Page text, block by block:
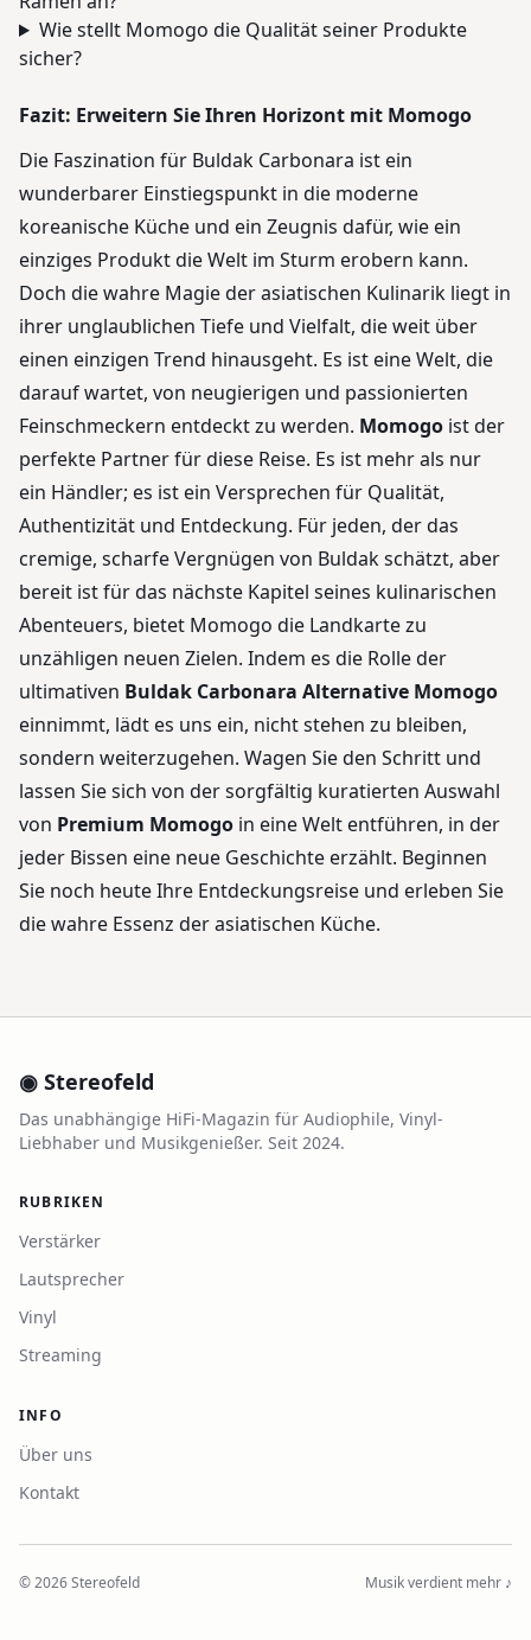
Wie stellt Momogo die Qualität seiner Produkte
sicher?
Fazit: Erweitern Sie Ihren Horizont mit Momogo
Die Faszination für Buldak Carbonara ist ein
wunderbarer Einstiegspunkt in die moderne
koreanische Küche und ein Zeugnis dafür, wie ein
einziges Produkt die Welt im Sturm erobern kann.
Doch die wahre Magie der asiatischen Kulinarik liegt in
ihrer unglaublichen Tiefe und Vielfalt, die weit über
einen einzigen Trend hinausgeht. Es ist eine Welt, die
darauf wartet, von neugierigen und passionierten
Feinschmeckern entdeckt zu werden. Momogo ist der
perfekte Partner für diese Reise. Es ist mehr als nur
ein Händler; es ist ein Versprechen für Qualität,
Authentizität und Entdeckung. Für jeden, der das
cremige, scharfe Vergnügen von Buldak schätzt, aber
bereit ist für das nächste Kapitel seines kulinarischen
Abenteuers, bietet Momogo die Landkarte zu
unzähligen neuen Zielen. Indem es die Rolle der
ultimativen Buldak Carbonara Alternative Momogo
einnimmt, lädt es uns ein, nicht stehen zu bleiben,
sondern weiterzugehen. Wagen Sie den Schritt und
lassen Sie sich von der sorgfältig kuratierten Auswahl
von Premium Momogo in eine Welt entführen, in der
jeder Bissen eine neue Geschichte erzählt. Beginnen
Sie noch heute Ihre Entdeckungsreise und erleben Sie
die wahre Essenz der asiatischen Küche.
◉ Stereofeld
Das unabhängige HiFi-Magazin für Audiophile, Vinyl-
Liebhaber und Musikgenießer. Seit 2024.
RUBRIKEN
Verstärker
Lautsprecher
Vinyl
Streaming
INFO
Über uns
Kontakt
©2026Stereofeld Musik verdient mehr ♪